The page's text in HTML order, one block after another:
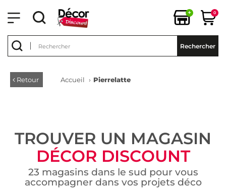
+ 0
Rechercher
Retour Accueil › Pierrelatte
TROUVER UN MAGASIN
DÉCOR DISCOUNT
23 magasins dans le sud pour vous
accompagner dans vos projets déco